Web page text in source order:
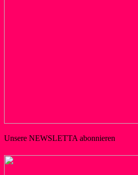
Unsere NEWSLETTA abonnieren